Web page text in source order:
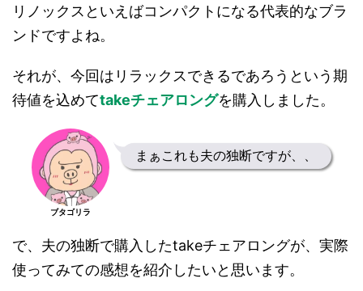
リノックスといえばコンパクトになる代表的なブラ
ンドですよね。
それが、今回はリラックスできるであろうという期
待値を込めてtakeチェアロングを購入しました。
ブタゴリラ
まぁこれも夫の独断ですが、、
で、夫の独断で購入したtakeチェアロングが、実際
使ってみての感想を紹介したいと思います。